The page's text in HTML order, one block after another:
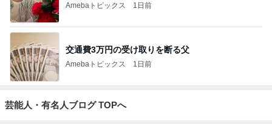
Amebaトピックス 1日前
交通費3万円の受け取りを断る父
Amebaトピックス 1日前
芸能人・有名人ブログ TOPへ